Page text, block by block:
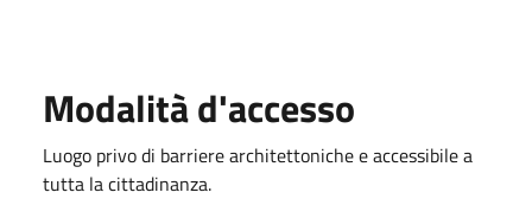
Modalità d'accesso
Luogo privo di barriere architettoniche e accessibile a
tutta la cittadinanza.